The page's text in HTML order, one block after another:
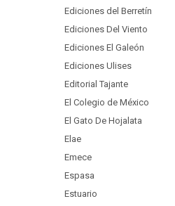
Ediciones del Berretín
Ediciones Del Viento
Ediciones El Galeón
Ediciones Ulises
Editorial Tajante
El Colegio de México
El Gato De Hojalata
Elae
Emece
Espasa
Estuario